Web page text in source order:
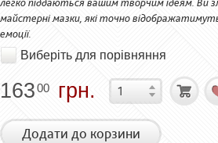
майстерні мазки, які точно
емоції.
Виберіть для порівняння
16300 грн.
Додати до корзини